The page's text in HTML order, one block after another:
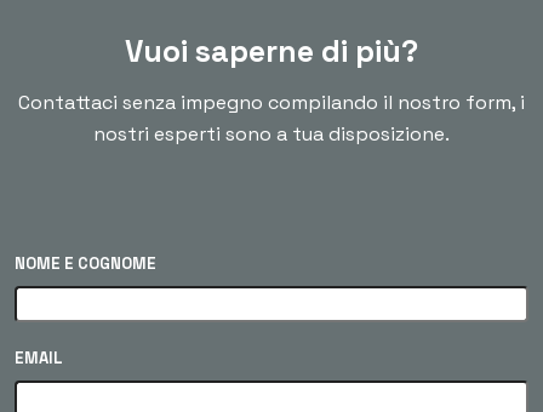
Vuoi saperne di più?
Contattaci senza impegno compilando il nostro form, i
nostri esperti sono a tua disposizione.
NOME E COGNOME
EMAIL